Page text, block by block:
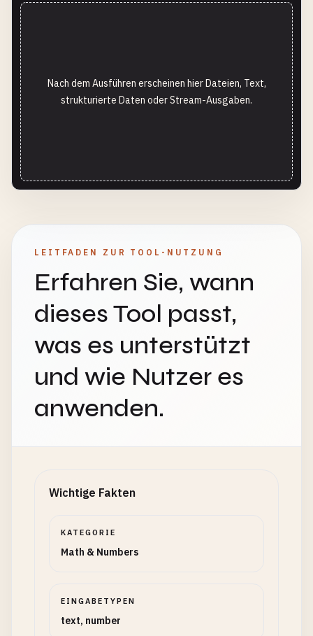
Nach dem Ausführen erscheinen hier Dateien, Text,
strukturierte Daten oder Stream-Ausgaben.
LEITFADEN ZUR TOOL-NUTZUNG
Erfahren Sie, wann
dieses Tool passt,
was es unterstützt
und wie Nutzer es
anwenden.
Wichtige Fakten
KATEGORIE
Math & Numbers
EINGABETYPEN
text, number